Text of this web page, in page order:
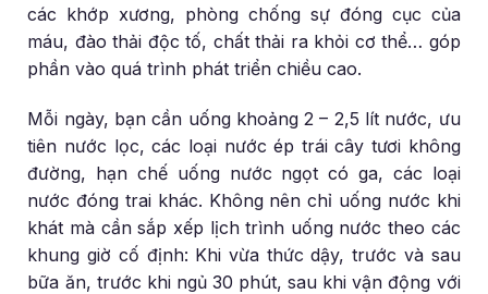
các khớp xương, phòng chống sự đóng cục của
máu, đào thải độc tố, chất thải ra khỏi cơ thể… góp
phần vào quá trình phát triển chiều cao.
Mỗi ngày, bạn cần uống khoảng 2 – 2,5 lít nước, ưu
tiên nước lọc, các loại nước ép trái cây tươi không
đường, hạn chế uống nước ngọt có ga, các loại
nước đóng trai khác. Không nên chỉ uống nước khi
khát mà cần sắp xếp lịch trình uống nước theo các
khung giờ cố định: Khi vừa thức dậy, trước và sau
bữa ăn, trước khi ngủ 30 phút, sau khi vận động với